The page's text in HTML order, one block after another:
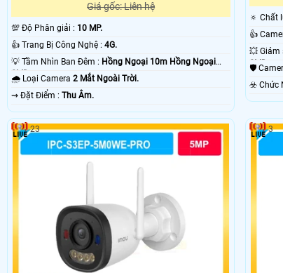
Giá gốc: Liên hệ
💯 Độ Phân giải : 10 MP.
👍 Trang Bị Công Nghệ : 4G.
💡 Tầm Nhìn Ban Đêm : Hồng Ngoại 10m Hồng Ngoại
SMD.🌧️ Loại Camera 2 Mắt Ngoài Trời.
️⇝ Đặt Điểm : Thu Âm.
🔅
SMD.
🛡
23 3